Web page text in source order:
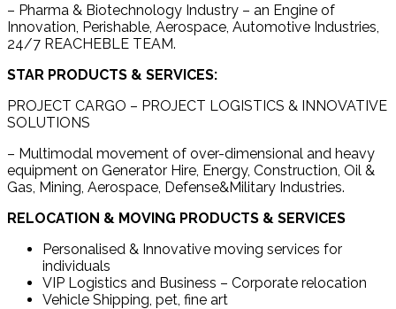
– Pharma & Biotechnology Industry – an Engine of
Innovation, Perishable, Aerospace, Automotive Industries,
24/7 REACHEBLE TEAM.
STAR PRODUCTS & SERVICES:
PROJECT CARGO – PROJECT LOGISTICS & INNOVATIVE
SOLUTIONS
– Multimodal movement of over-dimensional and heavy
equipment on Generator Hire, Energy, Construction, Oil &
Gas, Mining, Aerospace, Defense&Military Industries.
RELOCATION & MOVING PRODUCTS & SERVICES
Personalised & Innovative moving services for
individuals
VIP Logistics and Business – Corporate relocation
Vehicle Shipping, pet, fine art